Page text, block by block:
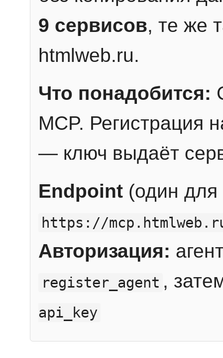
9 сервисов, те же
htmlweb.ru.
Что понадобится:
MCP. Регистрация
— ключ выдаёт
Endpoint (один для
https://
Авторизация:
register_agent ,
api_key